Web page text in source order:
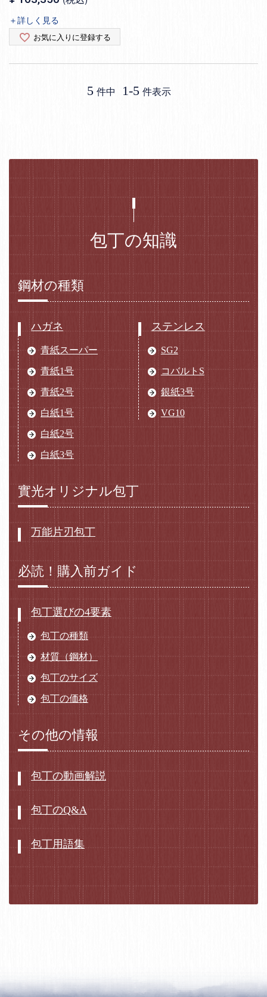
＋詳しく見る
お気に入りに登録する
5 件中 1-5 件表示
包丁の知識
鋼材の種類
ハガネ
青紙スーパー
青紙1号
青紙2号
白紙1号
白紙2号
白紙3号
ステンレス
SG2
コバルトS
銀紙3号
VG10
實光オリジナル包丁
万能片刃包丁
必読！購入前ガイド
包丁選びの4要素
包丁の種類
材質（鋼材）
包丁のサイズ
包丁の価格
その他の情報
包丁の動画解説
包丁のQ&A
包丁用語集